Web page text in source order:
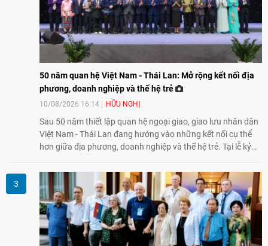
50 năm quan hệ Việt Nam - Thái Lan: Mở rộng kết nối địa
phương, doanh nghiệp và thế hệ trẻ
10/08/2026 16:14 HỮU NGHỊ
Sau 50 năm thiết lập quan hệ ngoại giao, giao lưu nhân dân
Việt Nam - Thái Lan đang hướng vào những kết nối cụ thể
hơn giữa địa phương, doanh nghiệp và thế hệ trẻ. Tại lễ kỷ
tâm cho giai đoạn tới, từ kết nối kinh tế địa phương, doanh
nghiệp vừa và nhỏ đến đổi mới sáng tạo, chuyển đổi số và trí
tuệ nhân tạo (AI).